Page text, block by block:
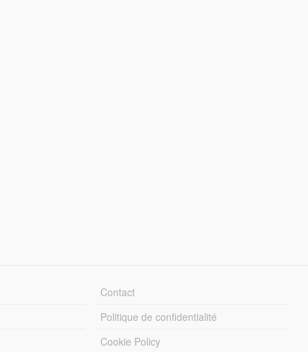
Contact
Politique de confidentialité
Cookie Policy